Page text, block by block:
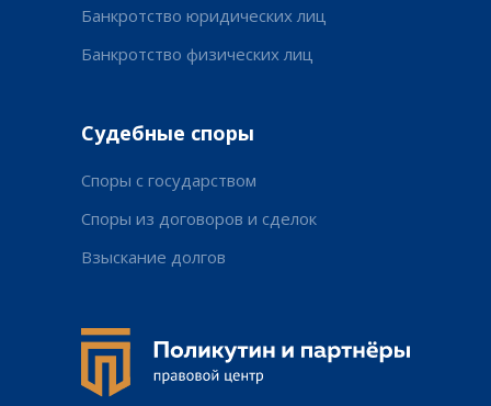
Судебные споры
Споры с государством
Банкротство юридических лиц
Банкротство физических лиц
Споры из договоров и сделок
Взыскание долгов